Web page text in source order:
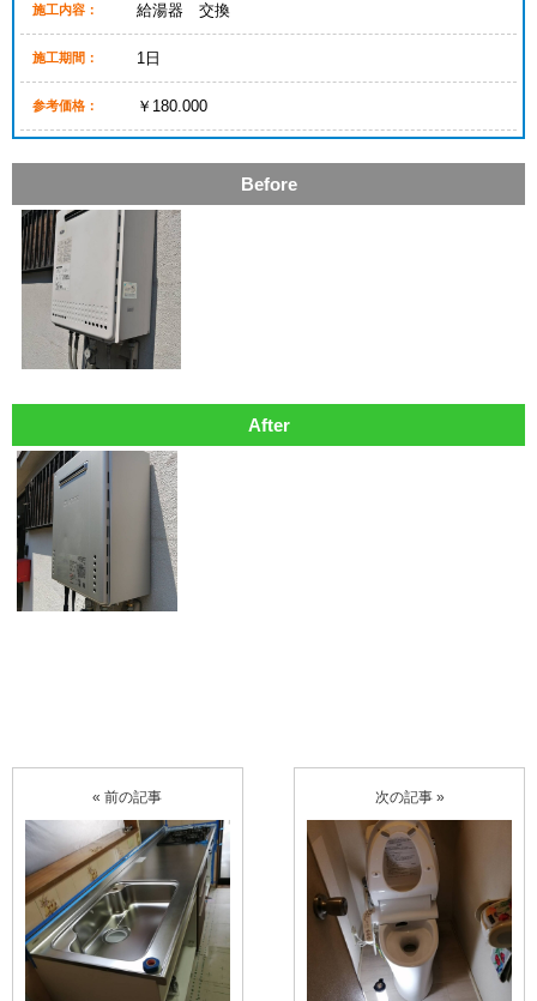
施工内容： 給湯器 交換
施工期間： 1日
参考価格： ￥180.000
Before
After
« 前の記事 次の記事 »